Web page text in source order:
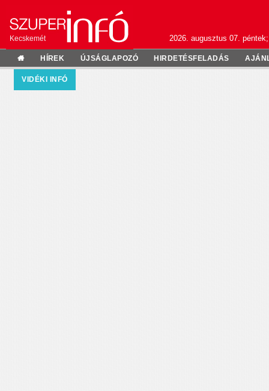
Kecskemét 2026. augusztus 07.
HÍREK ÚJSÁGLAPOZÓ HIRDETÉSFELADÁS
VIDÉKI INFÓ